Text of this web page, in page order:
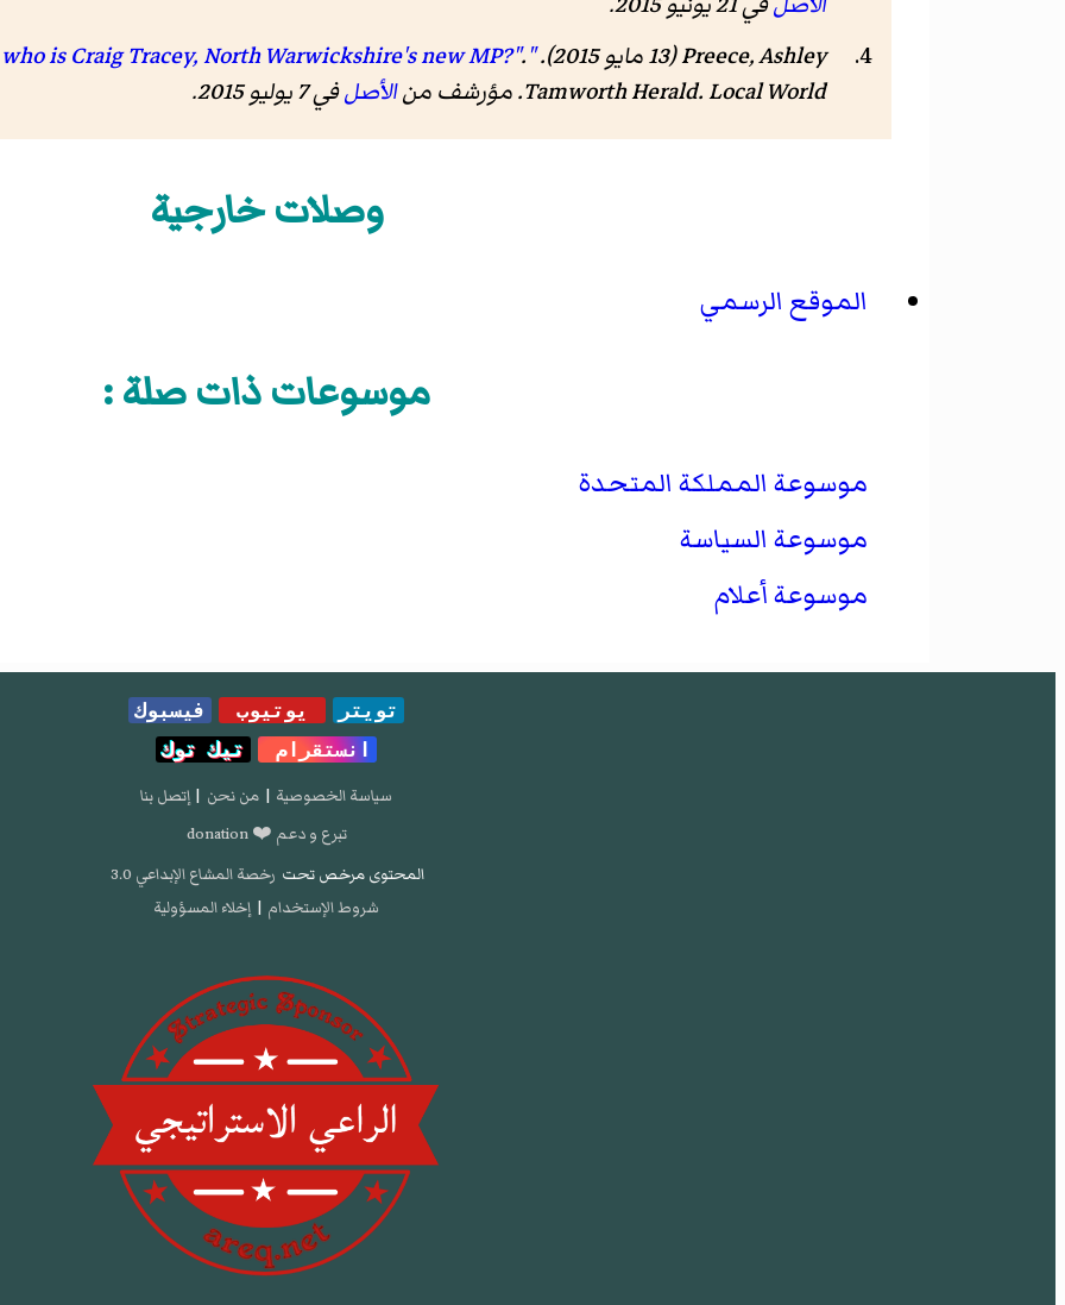
Preece, Ashley (13 مايو 2015).
"General Election 2015: Just who is Craig Tracey, North Warwickshire's new MP?"
.
Tamworth Herald. Local World. مؤرشف من الأصلفي 7 يوليو 2015 .
وصلات خارجية
الموقع الرسمي
موسوعات ذات صلة :
موسوعة المملكة المتحدة
موسوعة السياسة
موسوعة أعلام
تويتر يوتيوب
فيسبوك
انستقرام
تيك توك
سياسة الخصوصية | من نحن | إتصل بنا
تبرع و دعم ❤️ donation
المحتوى مرخص تحت رخصة المشاع الإبداعي 3.0
شروط الإستخدام | إخلاء المسؤولية